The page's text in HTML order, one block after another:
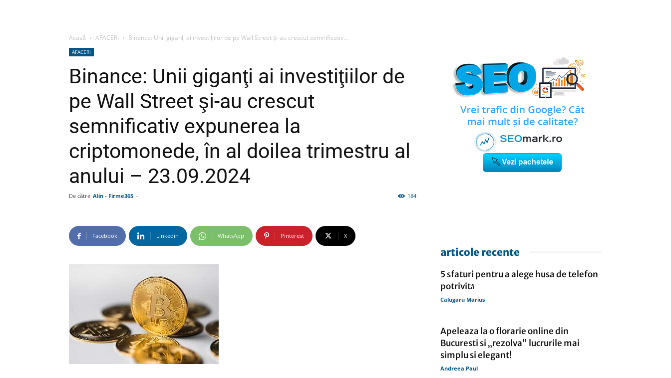
Acasă AFACERI Binance: Unii giganţi ai investiţiilor de pe Wall Street şi-au crescut semnificativ...
AFACERI
Binance: Unii giganţi ai investiţiilor de
pe Wall Street şi-au crescut
semnificativ expunerea la
criptomonede, în al doilea trimestru al
anului – 23.09.2024
De către Alin - Firme365 - 184
Facebook Linkedin WhatsApp Pinterest X
articole recente
5 sfaturi pentru a alege husa de telefon
potrivită
Calugaru Marius
Apeleaza la o florarie online din
Bucuresti si „rezolva” lucrurile mai
simplu si elegant!
Andreea Paul